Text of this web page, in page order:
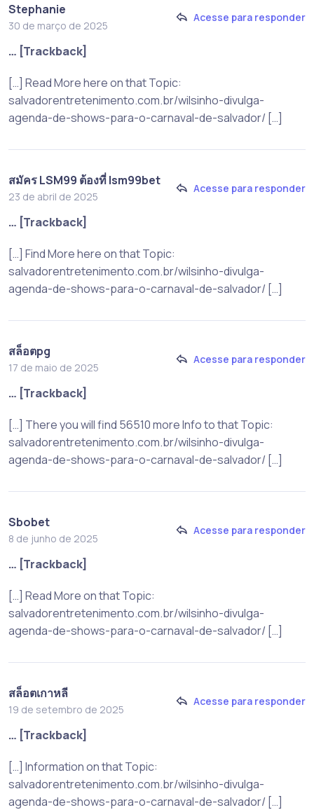
Stephanie
30 de março de 2025
Acesse para responder
… [Trackback]
[…] Read More here on that Topic:
salvadorentretenimento.com.br/wilsinho-divulga-
agenda-de-shows-para-o-carnaval-de-salvador/ […]
สมัคร LSM99 ต้องที่ lsm99bet
23 de abril de 2025
Acesse para responder
… [Trackback]
[…] Find More here on that Topic:
salvadorentretenimento.com.br/wilsinho-divulga-
agenda-de-shows-para-o-carnaval-de-salvador/ […]
สล็อตpg
17 de maio de 2025
Acesse para responder
… [Trackback]
[…] There you will find 56510 more Info to that Topic:
salvadorentretenimento.com.br/wilsinho-divulga-
agenda-de-shows-para-o-carnaval-de-salvador/ […]
Sbobet
8 de junho de 2025
Acesse para responder
… [Trackback]
[…] Read More on that Topic:
salvadorentretenimento.com.br/wilsinho-divulga-
agenda-de-shows-para-o-carnaval-de-salvador/ […]
สล็อตเกาหลี
19 de setembro de 2025
Acesse para responder
… [Trackback]
[…] Information on that Topic:
salvadorentretenimento.com.br/wilsinho-divulga-
agenda-de-shows-para-o-carnaval-de-salvador/ […]